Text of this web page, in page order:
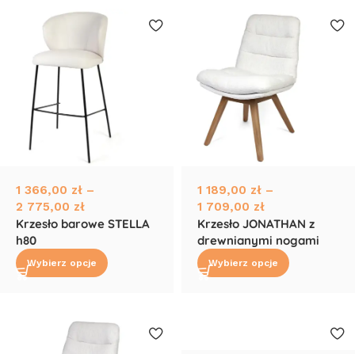
1 366,00 zł –
2 775,00 zł
Krzesło barowe STELLA
h80
Wybierz opcje
1 189,00 zł –
1 709,00 zł
Krzesło JONATHAN z
drewnianymi nogami
Wybierz opcje